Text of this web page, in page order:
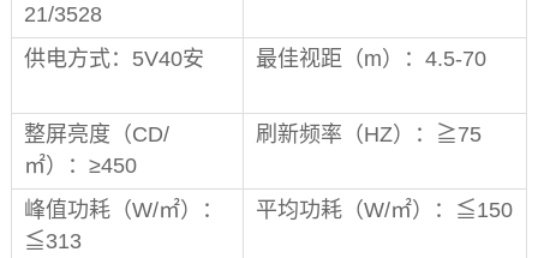
21/3528
供电方式：5V40安 最佳视距（m）：4.5-70
整屏亮度（CD/
㎡）：≥450
刷新频率（HZ）：≧75
峰值功耗（W/㎡）：
≦313
平均功耗（W/㎡）：≦150